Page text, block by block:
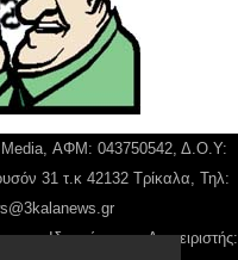
Media, ΑΦΜ: 043750542, Δ.Ο.Υ:
31 τ.κ 42132 Τρίκαλα, Τηλ:
Ιδιοκτήτης και Διαχειριστής: